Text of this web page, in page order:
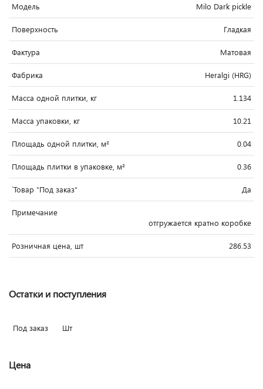
Модель Milo Dark pickle
Поверхность Гладкая
Фактура Матовая
Фабрика Heralgi (HRG)
Масса одной плитки, кг 1.134
Масса упаковки, кг 10.21
Площадь одной плитки, м² 0.04
Площадь плитки в упаковке, м² 0.36
`Товар "Под заказ" Да
Примечание
отгружается кратно коробке
Розничная цена, шт 286.53
Остатки и поступления
Под заказ Шт
Цена